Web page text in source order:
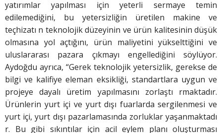
yatırımlar yapılması için yeterli sermaye temin
edilemediğini, bu yetersizliğin üretilen makine ve
teçhizatı n teknolojik düzeyinin ve ürün kalitesinin düşük
olmasına yol açtığını, ürün maliyetini yükselttiğini ve
uluslararası pazara çıkmayı engellediğini söylüyor.
Aydoğdu ayrıca, “Gerek teknolojik yetersizlik, gerekse de
bilgi ve kalifiye eleman eksikliği, standartlara uygun ve
projeye dayalı üretim yapılmasını zorlaştı rmaktadır.
Ürünlerin yurt içi ve yurt dışı fuarlarda sergilenmesi ve
yurt içi, yurt dışı pazarlamasında zorluklar yaşanmaktadı
r. Bu gibi sıkıntılar için acil eylem planı oluşturması